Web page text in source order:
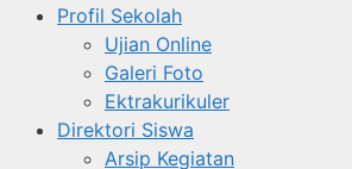
Profil Sekolah
Ujian Online
Galeri Foto
Ektrakurikuler
Direktori Siswa
Arsip Kegiatan